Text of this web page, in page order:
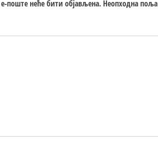
поште неће бити објављена. Неопходна